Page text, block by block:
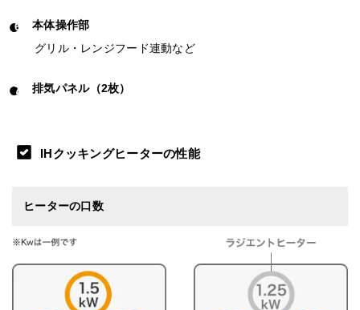
本体操作部
グリル・レンジフード連動など
排気パネル（2枚）
IHクッキングヒーターの性能
ヒーターの口数